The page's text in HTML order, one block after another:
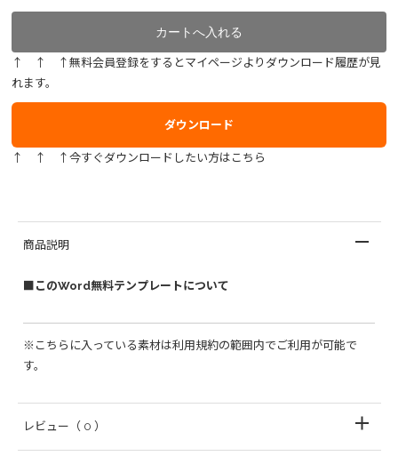
↑ ↑ ↑無料会員登録をするとマイページよりダウンロード履歴が見
れます。
ダウンロード
↑ ↑ ↑今すぐダウンロードしたい方はこちら
商品説明
■このWord無料テンプレートについて
※こちらに入っている素材は利用規約の範囲内でご利用が可能で
す。
レビュー （ 0 ）